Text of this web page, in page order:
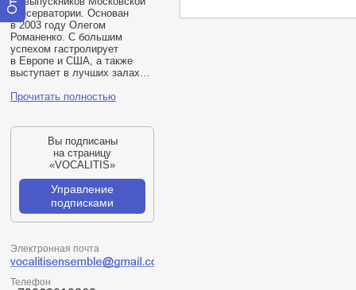
консерватории. Основан
в 2003 году Олегом
Романенко. С большим
успехом гастролирует
в Европе и США, а также
выступает в лучших залах…
Прочитать полностью
Вы подписаны
на страницу
«VOCALITIS»
Управление
подписками
Электронная почта
Телефон
Отправить
сообщение
модератору